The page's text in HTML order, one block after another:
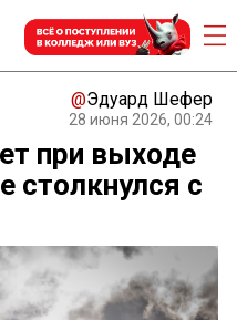
@Эдуард Шефер
28 июня 2026, 00:24
при выходе
столкнулся с